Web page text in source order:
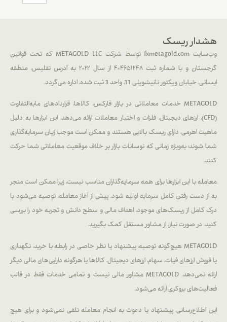
هشدار ریسک
وب‌سایت fxmetagold.com توسط شرکت METAGOLD LLC که تحت قوانین
گرجستان و با شماره ثبت ۴۰۴۶۵۱۲۴۸ از سال ۲۰۲۲ به آدرس تفلیس، منطقه
ایسانی، خیابان ویکتور نانیشویلی 11، واحد 3 ثبت شده، اداره می‌گردد.
METAGOLD خدمات معاملاتی در بازار فارکس، کالاها، قراردادهای مابه‌التفاوت
(CFD)، ارزهای دیجیتال، فلزات و اختیار معاملات ارائه می‌دهد. این ابزارها به دلیل
ماهیت اهرمی، دارای ریسک بالایی هستند و ممکن است موجب زیان سرمایه‌گذاری
شما شوند؛ به‌ویژه زمانی که نوسانات بازار بر خلاف موقعیت معاملاتی شما حرکت
کنند.
معامله با این ابزارها برای همه سرمایه‌گذاران مناسب نیست، زیرا ممکن است منجر
به از دست رفتن کامل سرمایه اولیه شود. پیش از آغاز معامله، توصیه می‌شود با
درک کامل از ریسک‌های موجود، اهداف مالی و سطح دانش و تجربه خود را بررسی
کنید. در صورت نیاز، از مشاور مستقل کمک بگیرید.
METAGOLD هیچ‌گونه توصیه، پیشنهاد یا نظر خاصی در رابطه با خرید، نگهداری
یا فروش ارزهای فیات، سهام، ارزهای دیجیتال، کالاها یا هرگونه دارایی‌های مالی دیگر
ارائه نمی‌دهد. METAGOLD مشاور مالی نیست و تمامی خدمات فقط در قالب
فعالیت‌های بروکری ارائه می‌شود.
این اطلاع‌رسانی، پیشنهاد یا دعوت به انجام معامله تلقی نمی‌شود و برای هیچ